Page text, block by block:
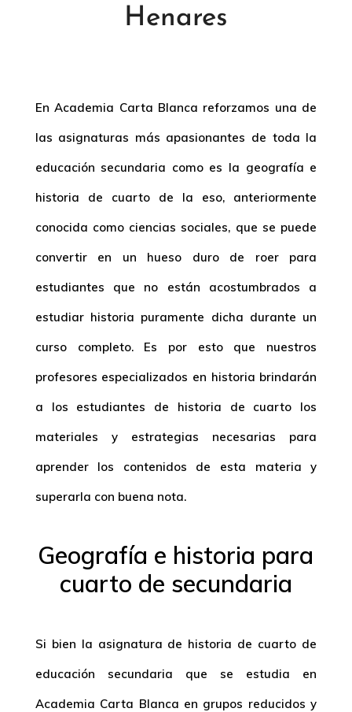
Henares
En Academia Carta Blanca reforzamos una de
las asignaturas más apasionantes de toda la
educación secundaria como es la geografía e
historia de cuarto de la eso, anteriormente
conocida como ciencias sociales, que se puede
convertir en un hueso duro de roer para
estudiantes que no están acostumbrados a
estudiar historia puramente dicha durante un
curso completo. Es por esto que nuestros
profesores especializados en historia brindarán
a los estudiantes de historia de cuarto los
materiales y estrategias necesarias para
aprender los contenidos de esta materia y
superarla con buena nota.
Geografía e historia para
cuarto de secundaria
Si bien la asignatura de historia de cuarto de
educación secundaria que se estudia en
Academia Carta Blanca en grupos reducidos y